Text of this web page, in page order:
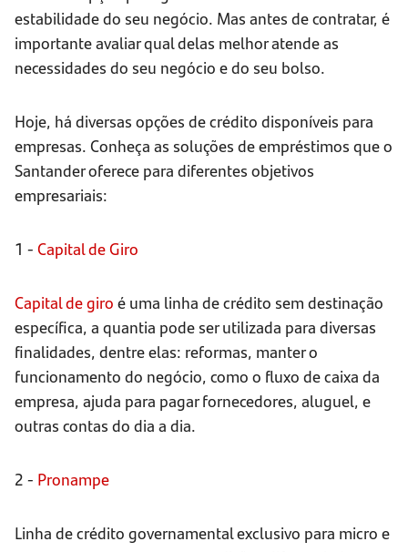
estabilidade do seu negócio. Mas antes de contratar, é
importante avaliar qual delas melhor atende as
necessidades do seu negócio e do seu bolso.
Hoje, há diversas opções de crédito disponíveis para
empresas. Conheça as soluções de empréstimos que o
Santander oferece para diferentes objetivos
empresariais:
1 - Capital de Giro
Capital de giro é uma linha de crédito sem destinação
específica, a quantia pode ser utilizada para diversas
finalidades, dentre elas: reformas, manter o
funcionamento do negócio, como o fluxo de caixa da
empresa, ajuda para pagar fornecedores, aluguel, e
outras contas do dia a dia.
2 - Pronampe
Linha de crédito governamental exclusivo para micro e